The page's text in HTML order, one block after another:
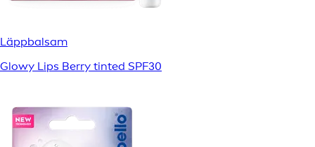
Läppbalsam
Glowy Lips Berry tinted SPF30